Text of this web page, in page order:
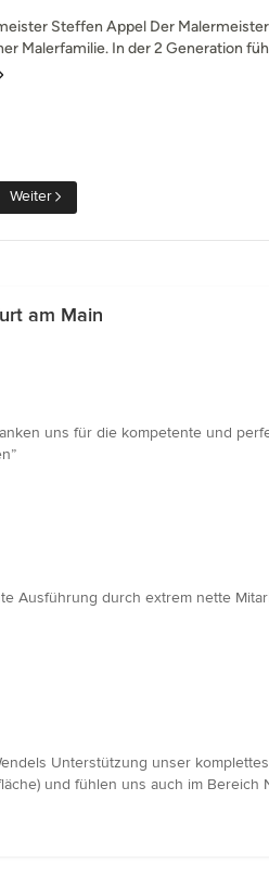
Steffen Appel Der
Malerfamilie. In der 2 Generation
Weiter
am Main
uns für die kompetente und
Ausführung durch extrem nette
Unterstützung unser
und fühlen uns auch im Bereich